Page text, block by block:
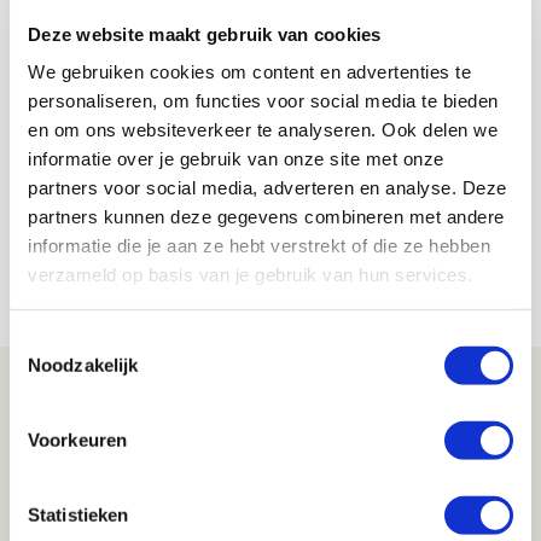
Deze website maakt gebruik van cookies
We gebruiken cookies om content en advertenties te
personaliseren, om functies voor social media te bieden
en om ons websiteverkeer te analyseren. Ook delen we
informatie over je gebruik van onze site met onze
partners voor social media, adverteren en analyse. Deze
partners kunnen deze gegevens combineren met andere
informatie die je aan ze hebt verstrekt of die ze hebben
verzameld op basis van je gebruik van hun services.
Noodzakelijk
Voorkeuren
Statistieken
als er geen coaching is?’
De Redactie
Bekijk alle berichten van De Redactie
Net binnen //
Reisverslag PEC-uit: geregisseerde
‘voetbaltempel’
BLOG